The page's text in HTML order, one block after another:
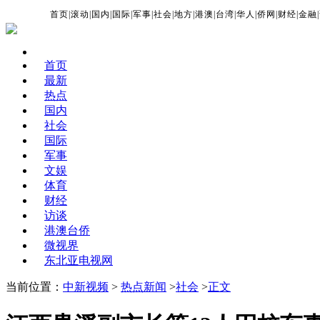
首页 |滚动 国内 国际 |军事 |社会 |地方 |港澳 台湾 |华人 |侨网 财经 |金融 |
首页
最新
热点
国内
社会
国际
军事
文娱
体育
财经
访谈
港澳台侨
微视界
东北亚电视网
当前位置： 中新视频 > 热点新闻 >社会 >正文